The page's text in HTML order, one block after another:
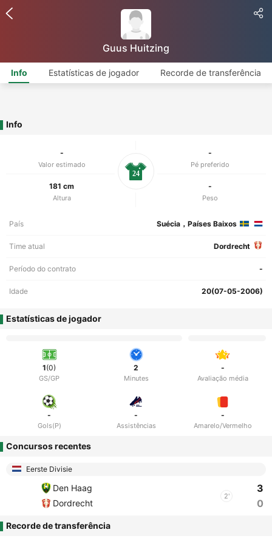
Guus Huitzing
Info Estatísticas de jogador Recorde de transferência
Info
-
Valor estimado
-
Pé preferido
181 cm
Altura
-
Peso
24
País Suécia，Países Baixos
Time atual Dordrecht
Período do contrato -
Idade 20(07-05-2006)
Estatísticas de jogador
1(0)
GS/GP
2
Minutes
-
Avaliação média
-
Gols(P)
-
Assistências
-
Amarelo/Vermelho
Concursos recentes
Eerste Divisie
Den Haag
Dordrecht
2'
3
0
Recorde de transferência